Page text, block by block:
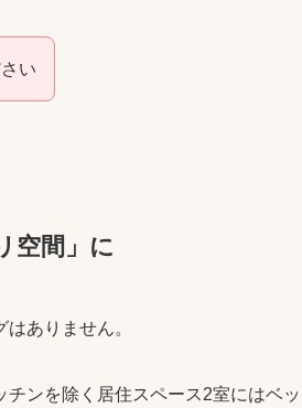
い
空間」に
ありません。
ンを除く居住スペース2室にはベ